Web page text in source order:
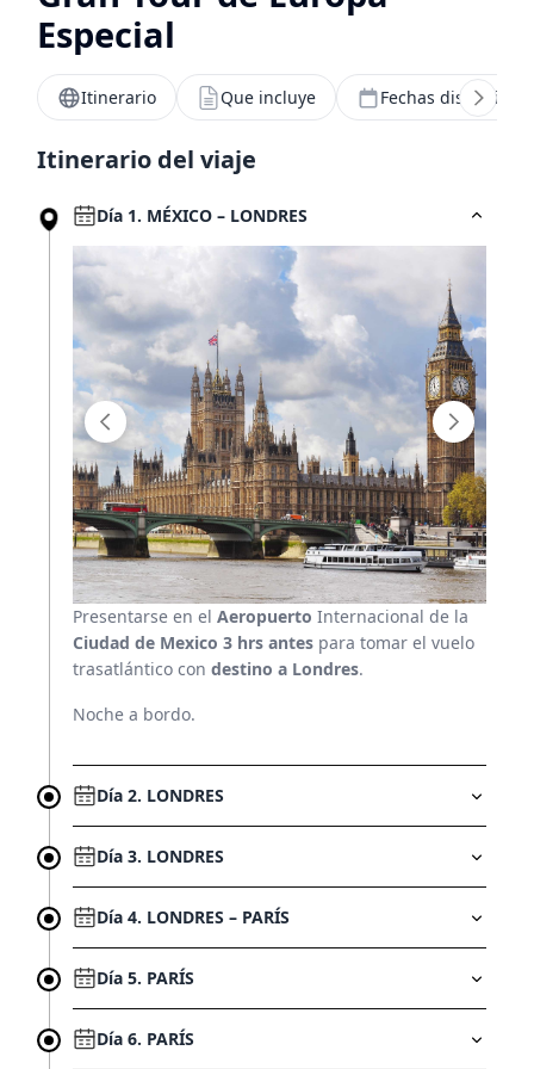
Hoteles por horas
Tarjeta ISIC
Nosotros te ayudamos
MUNDO JOVEN
Sucursales
Blog
Quienes somos
Franquicias
Escríbenos por whatsapp
Especial
Itinerario Que incluye Fechas disponibles
Itinerario del viaje
Día 1. MÉXICO – LONDRES
Presentarse en el Aeropuerto Internacional de la
Ciudad de Mexico 3 hrs antes para tomar el vuelo
trasatlántico con destino a Londres.
Noche a bordo.
Día 2. LONDRES
Día 3. LONDRES
Día 4. LONDRES – PARÍS
Día 5. PARÍS
Día 6. PARÍS